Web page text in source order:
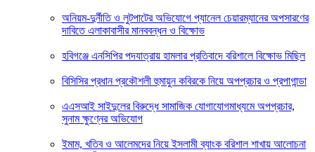
অনিয়ম-দুর্নীতি ও লুটপাটের অভিযোগে প্যানেল চেয়ারম্যানের অপসারণের
দাবিতে এলাকাবাসীর মানববন্ধন ও বিক্ষোভ
হবিগঞ্জে এনসিপির পদযাত্রায় হামলার প্রতিবাদে বরিশালে বিক্ষোভ মিছিল
বিসিসির প্রধান প্রকৌশলী হুমায়ুন কবিরকে নিয়ে অপপ্রচার ও প্রপাগান্ডা
এএসআই সাইদুলের বিরুদ্ধে সামাজিক যোগাযোগমাধ্যমে অপপ্রচার,
সুনাম ক্ষুণ্নের অভিযোগ
ইমাম, খতিব ও আলেমদের নিয়ে ইসলামী ব্যাংক বরিশাল শাখায় আলোচনা